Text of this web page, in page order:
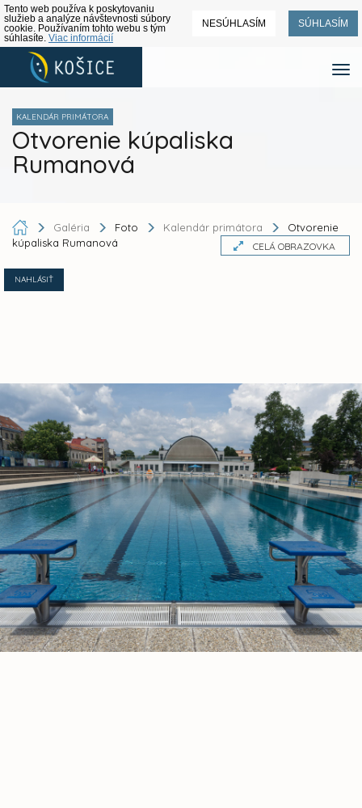
Tento web používa k poskytovaniu
služieb a analýze návštevnosti súbory
cookie. Používaním tohto webu s tým
súhlasíte. Viac informácií
NESÚHLASÍM SÚHLASÍM
KALENDÁR PRIMÁTORA
Otvorenie kúpaliska
Rumanová
Galéria Foto Kalendár primátora
Otvorenie
kúpaliska Rumanová
CELÁ OBRAZOVKA
NAHLÁSIŤ